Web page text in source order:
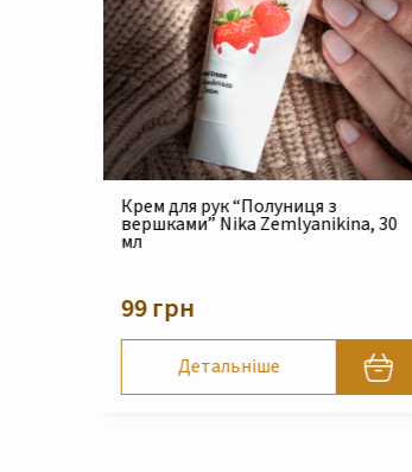
Крем реконструюючий живильний
для обличчя Nika Zemlyanikina, 30
мл
820 грн
Детальніше